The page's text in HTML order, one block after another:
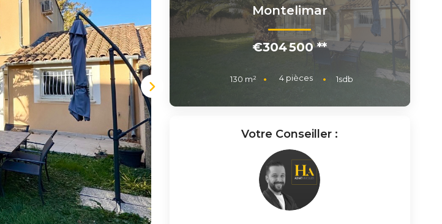
Montelimar
€304 500**
130 m² 4 pièces 1sdb
Votre Conseiller :